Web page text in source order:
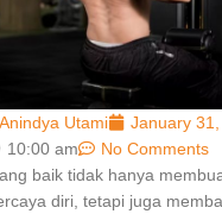
Utami
January
10:00 am
No Comments
baik tidak hanya
diri, tetapi juga